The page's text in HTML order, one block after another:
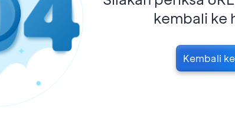
kembali ke
Kembali